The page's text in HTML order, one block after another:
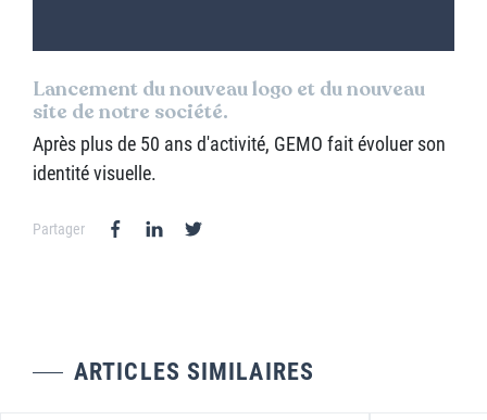
Lancement du nouveau logo et du nouveau
site de notre société.
Après plus de 50 ans d'activité, GEMO fait évoluer son
identité visuelle.
Partager
ARTICLES SIMILAIRES